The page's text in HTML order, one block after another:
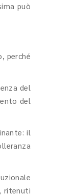
può
perché
del
del
il
ritenuti